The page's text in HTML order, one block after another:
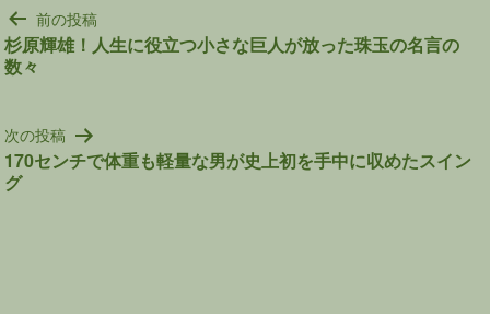
投
稿
ナ
ゲ
ー
シ
ョ
前の投稿
杉原輝雄！人生に役立つ小さな巨人が放った珠玉の名言の
数々
次の投稿
170センチで体重も軽量な男が史上初を手中に収めたスイン
グ